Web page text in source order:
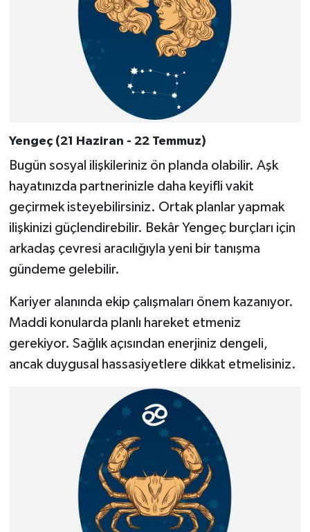
Yengeç (21 Haziran - 22 Temmuz)
Bugün sosyal ilişkileriniz ön planda olabilir. Aşk
hayatınızda partnerinizle daha keyifli vakit
geçirmek isteyebilirsiniz. Ortak planlar yapmak
ilişkinizi güçlendirebilir. Bekâr Yengeç burçları için
arkadaş çevresi aracılığıyla yeni bir tanışma
gündeme gelebilir.
Kariyer alanında ekip çalışmaları önem kazanıyor.
Maddi konularda planlı hareket etmeniz
gerekiyor. Sağlık açısından enerjiniz dengeli,
ancak duygusal hassasiyetlere dikkat etmelisiniz.